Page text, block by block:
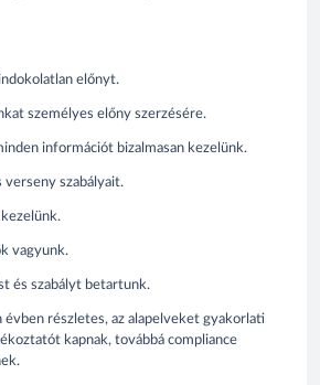
előnyt.
személyes előny szerzésére.
információt bizalmasan kezelünk.
verseny szabályait.
vagyunk.
és szabályt betartunk.
évben részletes, az alapelveket gyakorlati
kapnak, továbbá compliance